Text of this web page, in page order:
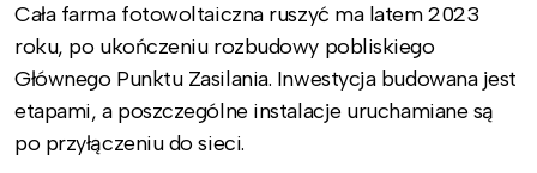
Cała farma fotowoltaiczna ruszyć ma latem 2023
roku, po ukończeniu rozbudowy pobliskiego
Głównego Punktu Zasilania. Inwestycja budowana jest
etapami, a poszczególne instalacje uruchamiane są
po przyłączeniu do sieci.